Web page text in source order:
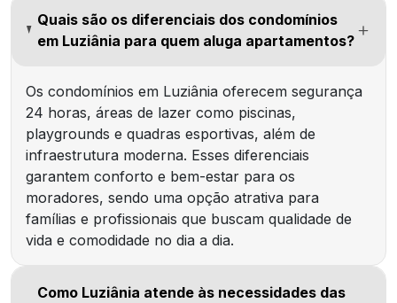
Quais são os diferenciais dos condomínios
em Luziânia para quem aluga apartamentos?
Os condomínios em Luziânia oferecem segurança
24 horas, áreas de lazer como piscinas,
playgrounds e quadras esportivas, além de
infraestrutura moderna. Esses diferenciais
garantem conforto e bem-estar para os
moradores, sendo uma opção atrativa para
famílias e profissionais que buscam qualidade de
vida e comodidade no dia a dia.
Como Luziânia atende às necessidades das